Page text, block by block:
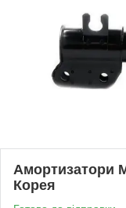
Амортизатори
Корея